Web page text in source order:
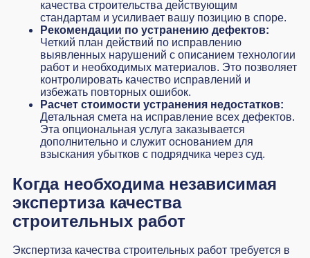
качества строительства действующим
стандартам и усиливает вашу позицию в споре.
Рекомендации по устранению дефектов:
Четкий план действий по исправлению
выявленных нарушений с описанием технологии
работ и необходимых материалов. Это позволяет
контролировать качество исправлений и
избежать повторных ошибок.
Расчет стоимости устранения недостатков:
Детальная смета на исправление всех дефектов.
Эта опциональная услуга заказывается
дополнительно и служит основанием для
взыскания убытков с подрядчика через суд.
Когда необходима независимая
экспертиза качества
строительных работ
Экспертиза качества строительных работ требуется в